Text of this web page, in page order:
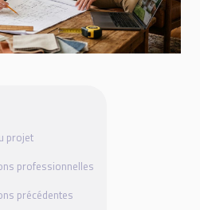
projet
professionnelles
précédentes